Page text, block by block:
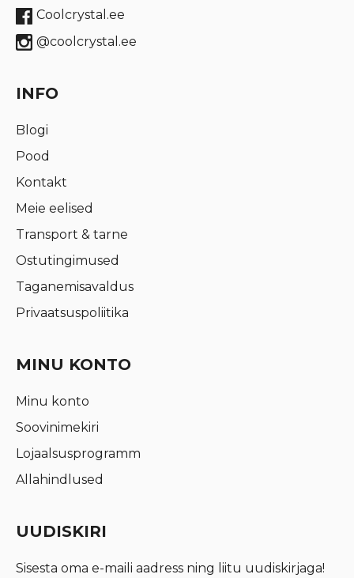
Coolcrystal.ee
@coolcrystal.ee
INFO
Blogi
Pood
Kontakt
Meie eelised
Transport & tarne
Ostutingimused
Taganemisavaldus
Privaatsuspoliitika
MINU KONTO
Minu konto
Soovinimekiri
Lojaalsusprogramm
Allahindlused
UUDISKIRI
Sisesta oma e-maili aadress ning liitu uudiskirjaga!